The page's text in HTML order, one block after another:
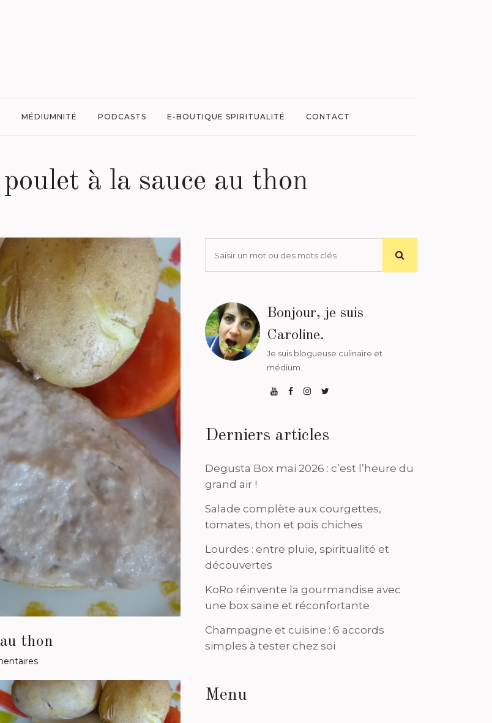
MÉDIUMNITÉ PODCASTS E-BOUTIQUE SPIRITUALITÉ CONTACT
poulet à la sauce au thon
thon
Bonjour, je suis
Caroline.
Je suis blogueuse culinaire et
médium.
Derniers articles
Degusta Box mai 2026 : c’est l’heure du
grand air !
Salade complète aux courgettes,
tomates, thon et pois chiches
Lourdes : entre pluie, spiritualité et
découvertes
KoRo réinvente la gourmandise avec
une box saine et réconfortante
Champagne et cuisine : 6 accords
simples à tester chez soi
Menu